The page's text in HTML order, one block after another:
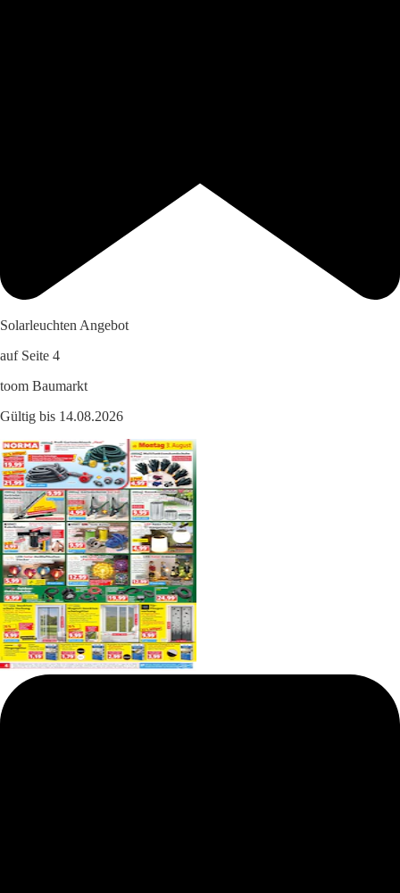
Solarleuchten Angebot
auf Seite 4
toom Baumarkt
Gültig bis 14.08.2026